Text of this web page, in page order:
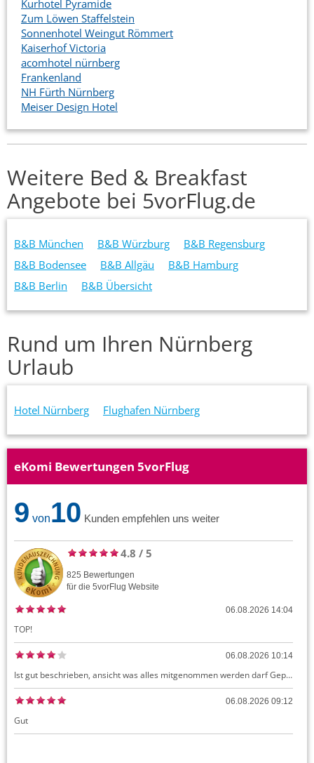
Kurhotel Pyramide
Zum Löwen Staffelstein
Sonnenhotel Weingut Römmert
Kaiserhof Victoria
acomhotel nürnberg
Frankenland
NH Fürth Nürnberg
Meiser Design Hotel
Weitere Bed & Breakfast
Angebote bei 5vorFlug.de
B&B München B&B Würzburg
B&B Regensburg
B&B Bodensee
B&B Allgäu
B&B Hamburg
B&B Berlin
B&B Übersicht
Rund um Ihren Nürnberg
Urlaub
Hotel Nürnberg Flughafen Nürnberg
eKomi Bewertungen 5vorFlug
9 von10 Kunden empfehlen uns weiter
4.8 / 5
825 Bewertungen
für die 5vorFlug Website
06.08.2026 14:04
TOP!
06.08.2026 10:14
Ist gut beschrieben, ansicht was alles mitgenommen werden darf Gepäck dürfte auch kostenloses Handgepäck umfassen, ansonsten sehr easy zu machen
06.08.2026 09:12
Gut